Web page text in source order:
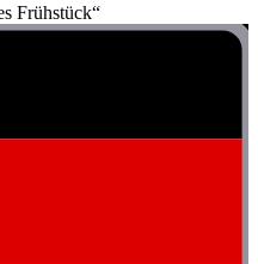
Frühstück“